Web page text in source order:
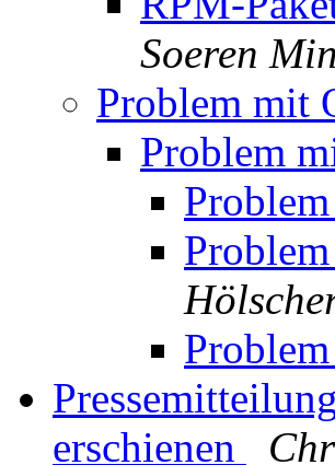
Soeren
Problem mit
Problem
erschienen